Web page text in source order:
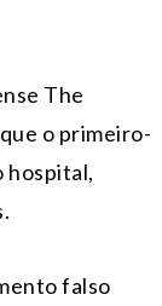
The
o primeiro-
hospital,
falso